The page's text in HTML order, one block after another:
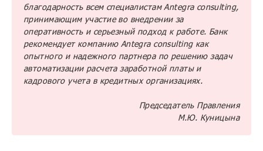
благодарность всем специалистам Antegra consulting,
принимающим участие во внедрении за
оперативность и серьезный подход к работе. Банк
рекомендует компанию Antegra consulting как
опытного и надежного партнера по решению задач
автоматизации расчета заработной платы и
кадрового учета в кредитных организациях.
Председатель Правления
М.Ю. Куницына